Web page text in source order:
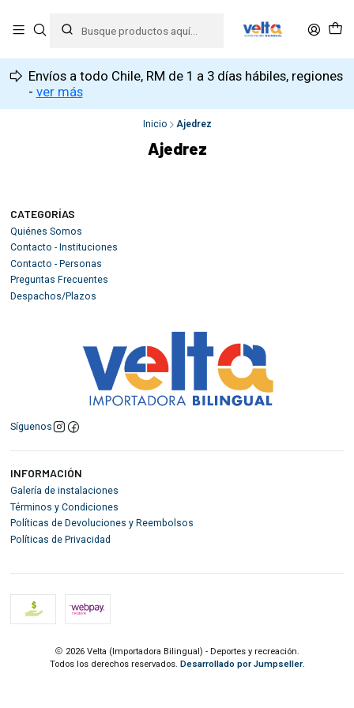
Envíos a todo Chile, RM de 1 a 3 días hábiles, regiones
- ver más
Inicio Ajedrez
Ajedrez
CATEGORÍAS
Quiénes Somos
Contacto - Instituciones
Contacto - Personas
Preguntas Frecuentes
Despachos/Plazos
Síguenos
INFORMACIÓN
Galería de instalaciones
Términos y Condiciones
Políticas de Devoluciones y Reembolsos
Políticas de Privacidad
2026 Velta (Importadora Bilingual) - Deportes y recreación.
Todos los derechos reservados. Desarrollado por Jumpseller.